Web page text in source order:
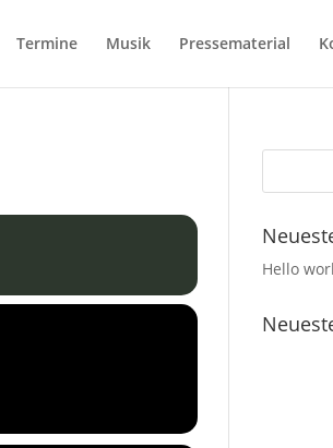
Termine Musik Pressematerial
Hello